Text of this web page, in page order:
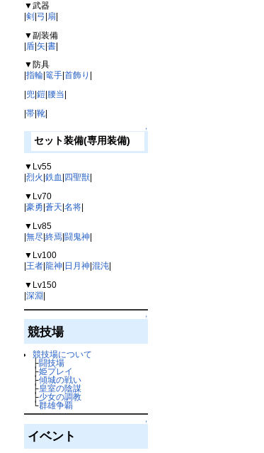
▼武器
剣 弓 扇
▼副装備
| 盾|矢|書|
▼防具
指輪| 篭手| 首飾り
兜| 鎧| 腰当
|帯|靴|
↑
セット装備(専用装備)
▼Lv55
烈火 鉄血 四聖獣|
▼Lv70
|豪勇|蒼天|名将|
▼Lv85
|無尽|終焉|闘鬼神|
▼Lv100
王者| 龍神| 日月神| 混沌|
▼Lv150
|深淵|
↑
競技場
競技場について
├闘技場
├姫プレイ
├傾城の戦い
├皇室の陰謀
├少女の調教
└群雄争覇
↑
イベント